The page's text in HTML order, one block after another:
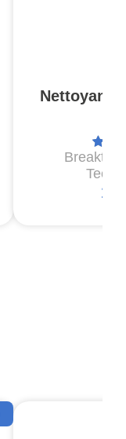
Nettoyant